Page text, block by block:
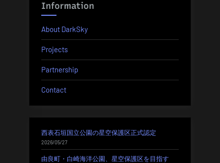
Information
About DarkSky
Projects
Partnership
Contact
西表石垣国立公園の星空保護区正式認定
2026/05/27
由良町・白崎海洋公園、星空保護区を目指す